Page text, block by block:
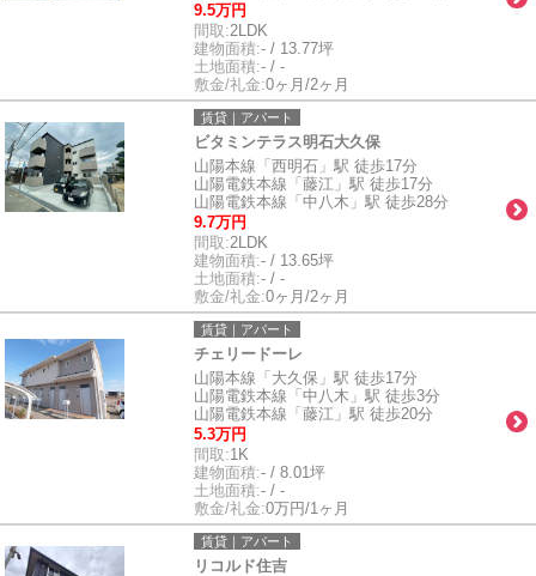
9.5万円
間取:2LDK
建物面積:- / 13.77坪
土地面積:- / -
敷金/礼金:0ヶ月/2ヶ月
賃貸｜アパート
ビタミンテラス明石大久保
山陽本線「西明石」駅 徒歩17分
山陽電鉄本線「藤江」駅 徒歩17分
山陽電鉄本線「中八木」駅 徒歩28分
9.7万円
間取:2LDK
建物面積:- / 13.65坪
土地面積:- / -
敷金/礼金:0ヶ月/2ヶ月
賃貸｜アパート
チェリードーレ
山陽本線「大久保」駅 徒歩17分
山陽電鉄本線「中八木」駅 徒歩3分
山陽電鉄本線「藤江」駅 徒歩20分
5.3万円
間取:1K
建物面積:- / 8.01坪
土地面積:- / -
敷金/礼金:0万円/1ヶ月
賃貸｜アパート
リコルド住吉